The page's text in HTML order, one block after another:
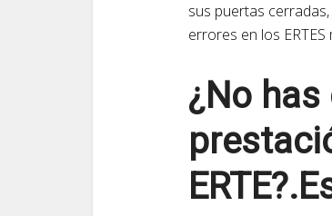
sus puertas
errores en los ERTES
¿No